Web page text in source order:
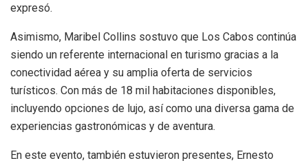
expresó.
Asimismo, Maribel Collins sostuvo que Los Cabos continúa
siendo un referente internacional en turismo gracias a la
conectividad aérea y su amplia oferta de servicios
turísticos. Con más de 18 mil habitaciones disponibles,
incluyendo opciones de lujo, así como una diversa gama de
experiencias gastronómicas y de aventura.
En este evento, también estuvieron presentes, Ernesto